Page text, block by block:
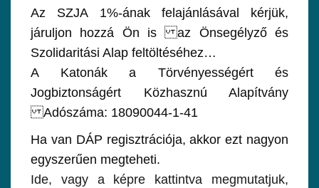
Az SZJA 1%-ának felajánlásával kérjük,
járuljon hozzá Ön is az Önsegélyző és
Szolidaritási Alap feltöltéséhez…
A Katonák a Törvényességért és
Jogbiztonságért Közhasznú Alapítvány
Adószáma: 18090044-1-41
Ha van DÁP regisztrációja, akkor ezt nagyon
egyszerűen megteheti.
Ide, vagy a képre kattintva megmutatjuk,